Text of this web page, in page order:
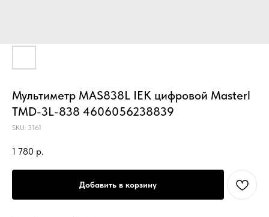
Мультиметр MAS838L IEK цифровой Masterl
TMD-3L-838 4606056238839
SKU: 3161
1 780 р.
Добавить в корзину